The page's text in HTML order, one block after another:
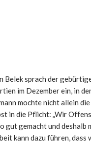
Belek sprach der
im Dezember ein, in
mochte nicht allein
in die Pflicht: „Wir
gut gemacht und
kann dazu führen, dass